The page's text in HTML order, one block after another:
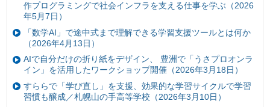
作プログラミングで社会インフラを支える仕事を学ぶ（2026
年5月7日）
「数学AI」で途中式まで理解できる学習支援ツールとは何か
（2026年4月13日）
AIで自分だけの折り紙をデザイン、 豊洲で「うさプロオンラ
イン」を活用したワークショップ開催（2026年3月18日）
すららで「学び直し」を支援、効果的な学習サイクルで学習
習慣も醸成／札幌山の手高等学校（2026年3月10日）